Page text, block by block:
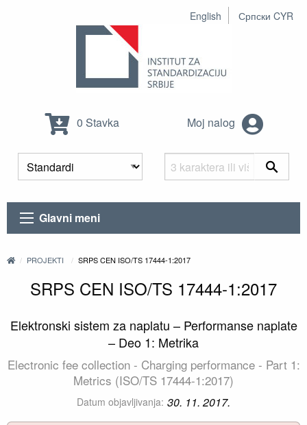
English Српски CYR
0 Stavka Moj nalog
Glavni meni
PROJEKTI SRPS CEN ISO/TS 17444-1:2017
SRPS CEN ISO/TS 17444-1:2017
Elektronski sistem za naplatu – Performanse naplate
– Deo 1: Metrika
Electronic fee collection - Charging performance - Part 1:
Metrics (ISO/TS 17444-1:2017)
Datum objavljivanja: 30. 11. 2017.